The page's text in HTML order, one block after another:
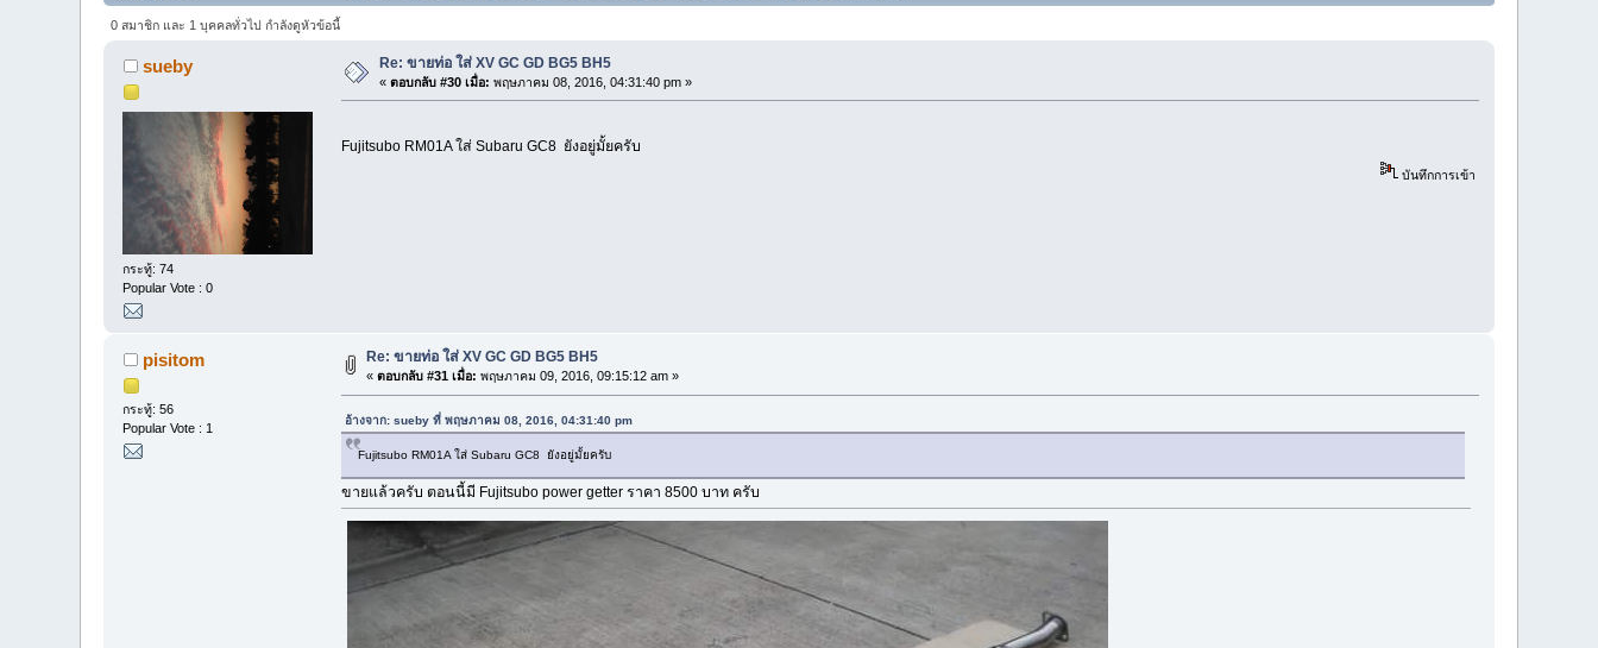
0 สมาชิก และ 1 บุคคลทั่วไป กำลังดูหัวข้อนี้
sueby
กระทู้: 74
Popular Vote : 0
Re: ขายท่อ ใส่ XV GC GD BG5 BH5
«ตอบกลับ #30 เมื่อ: พฤษภาคม 08, 2016, 04:31:40 pm »
Fujitsubo RM01A ใส่ Subaru GC8 ยังอยู่มั้ยครับ
บันทึกการเข้า
pisitom
กระทู้: 56
Popular Vote : 1
Re: ขายท่อ ใส่ XV GC GD BG5 BH5
«ตอบกลับ #31 เมื่อ: พฤษภาคม 09, 2016, 09:15:12 am »
อ้างจาก: sueby ที่ พฤษภาคม 08, 2016, 04:31:40 pm
Fujitsubo RM01A ใส่ Subaru GC8 ยังอยู่มั้ยครับ
ขายแล้วครับ ตอนนี้มี Fujitsubo power getter ราคา 8500 บาท ครับ